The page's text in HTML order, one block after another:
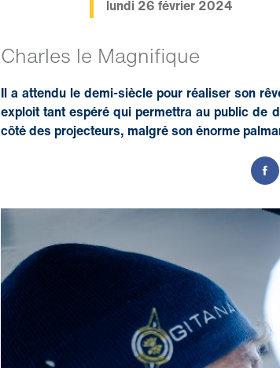
lundi 26 février 2024
Charles le Magnifique
Il a attendu le demi-siècle pour réaliser son
exploit tant espéré qui permettra au public de
côté des projecteurs, malgré son énorme